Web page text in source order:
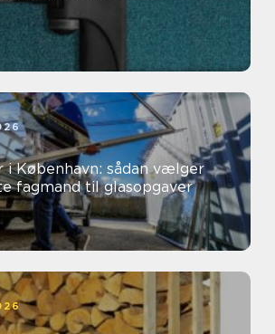
i København: sådan vælger
fagmand til glasopgaver